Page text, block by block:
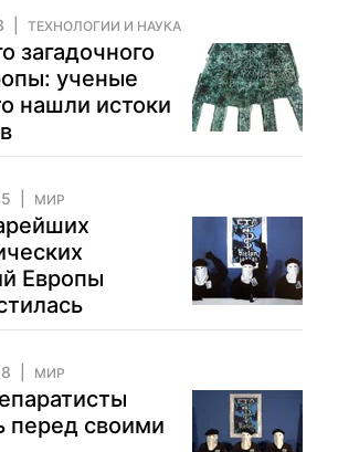
ТЕХНОЛОГИИ И НАУКА
загадочного
ученые
нашли истоки
МИР
Европы
МИР
перед своими